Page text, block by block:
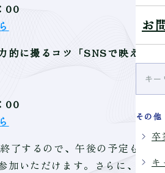
お
その他
卒
キ
00
的に撮るコツ「SNSで映える
00
了するので、午後の予定も立
加いただけます。さらに、午